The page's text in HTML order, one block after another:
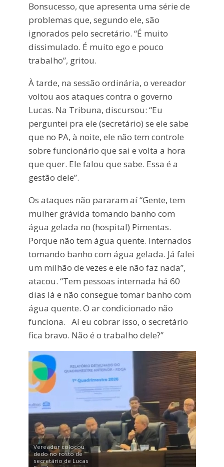
Bonsucesso, que apresenta uma série de
problemas que, segundo ele, são
ignorados pelo secretário. “É muito
dissimulado. É muito ego e pouco
trabalho”, gritou.
À tarde, na sessão ordinária, o vereador
voltou aos ataques contra o governo
Lucas. Na Tribuna, discursou: “Eu
perguntei pra ele (secretário) se ele sabe
que no PA, à noite, ele não tem controle
sobre funcionário que sai e volta a hora
que quer. Ele falou que sabe. Essa é a
gestão dele”.
Os ataques não pararam aí “Gente, tem
mulher grávida tomando banho com
água gelada no (hospital) Pimentas.
Porque não tem água quente. Internados
tomando banho com água gelada. Já falei
um milhão de vezes e ele não faz nada”,
atacou. “Tem pessoas internada há 60
dias lá e não consegue tomar banho com
água quente. O ar condicionado não
funciona. Aí eu cobrar isso, o secretário
fica bravo. Não é o trabalho dele?”
Vereador colocou
dedo no rosto de
secretário de Lucas